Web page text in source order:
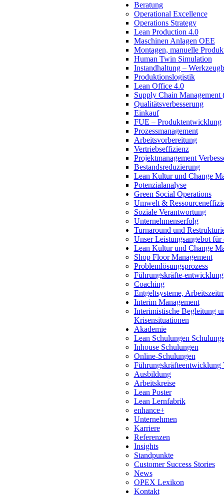
Beratung
Operational Excellence
Operations Strategy
Lean Production 4.0
Maschinen Anlagen OEE
Montagen, manuelle
Human Twin Simulation
Instandhaltung –
Produktionslogistik
Lean Office 4.0
Supply Chain Management
Qualitätsverbesserung
Einkauf
FUE – Produktentwicklung
Prozessmanagement
Arbeitsvorbereitung
Vertriebseffizienz
Projektmanagement
Bestandsreduzierung
Lean Kultur und Change
Potenzialanalyse
Green Social Operations
Umwelt &
Soziale Verantwortung
Unternehmenserfolg
Turnaround und
Unser Leistungsangebot
Lean Kultur und Change
Shop Floor Management
Problemlösungsprozess
Führungskräfte-entwicklung
Coaching
Entgeltsysteme,
Interim Management
Interimistische Begleitung
Krisensituationen
Akademie
Lean Schulungen
Inhouse Schulungen
Online-Schulungen
Führungskräfteentwicklung
Ausbildung
Arbeitskreise
Lean Poster
Lean Lernfabrik
enhance+
Unternehmen
Karriere
Referenzen
Insights
Standpunkte
Customer Success Stories
News
OPEX Lexikon
Kontakt